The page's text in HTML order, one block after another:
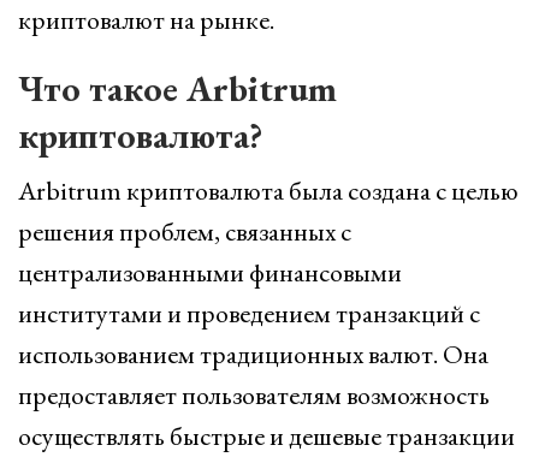
криптовалют на рынке.
Что такое Arbitrum
криптовалюта?
Arbitrum криптовалюта была создана с целью
решения проблем, связанных с
централизованными финансовыми
институтами и проведением транзакций с
использованием традиционных валют. Она
предоставляет пользователям возможность
осуществлять быстрые и дешевые транзакции